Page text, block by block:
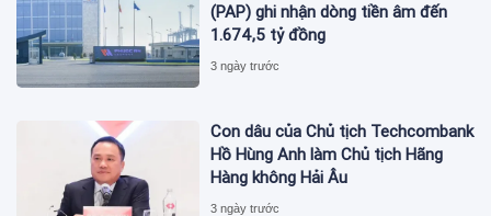
(PAP) ghi nhận dòng tiền âm đến
1.674,5 tỷ đồng
3 ngày trước
Con dâu của Chủ tịch Techcombank
Hồ Hùng Anh làm Chủ tịch Hãng
Hàng không Hải Âu
3 ngày trước